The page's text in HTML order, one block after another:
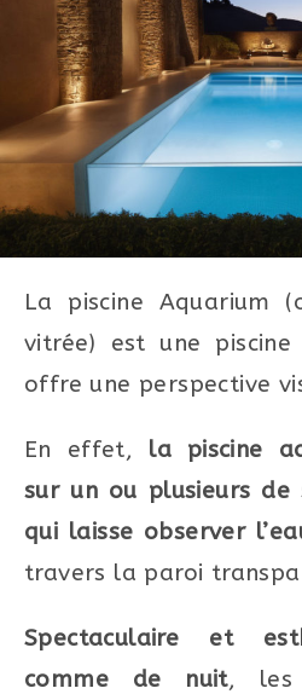
La piscine Aquarium
vitrée) est une
offre une perspective
En effet, la piscine
sur un ou plusieurs de
qui laisse observer
travers la paroi
Spectaculaire et
comme de nuit, les